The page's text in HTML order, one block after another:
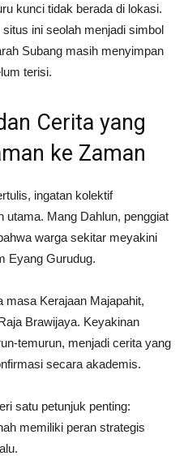
kunci tidak berada di lokasi.
ini seolah menjadi simbol
Subang masih menyimpan
terisi.
Cerita yang
ke Zaman
ingatan kolektif
utama. Mang Dahlun, penggiat
warga sekitar meyakini
Eyang Gurudug.
masa Kerajaan Majapahit,
Brawijaya. Keyakinan
temurun, menjadi cerita yang
secara akademis.
satu petunjuk penting:
memiliki peran strategis